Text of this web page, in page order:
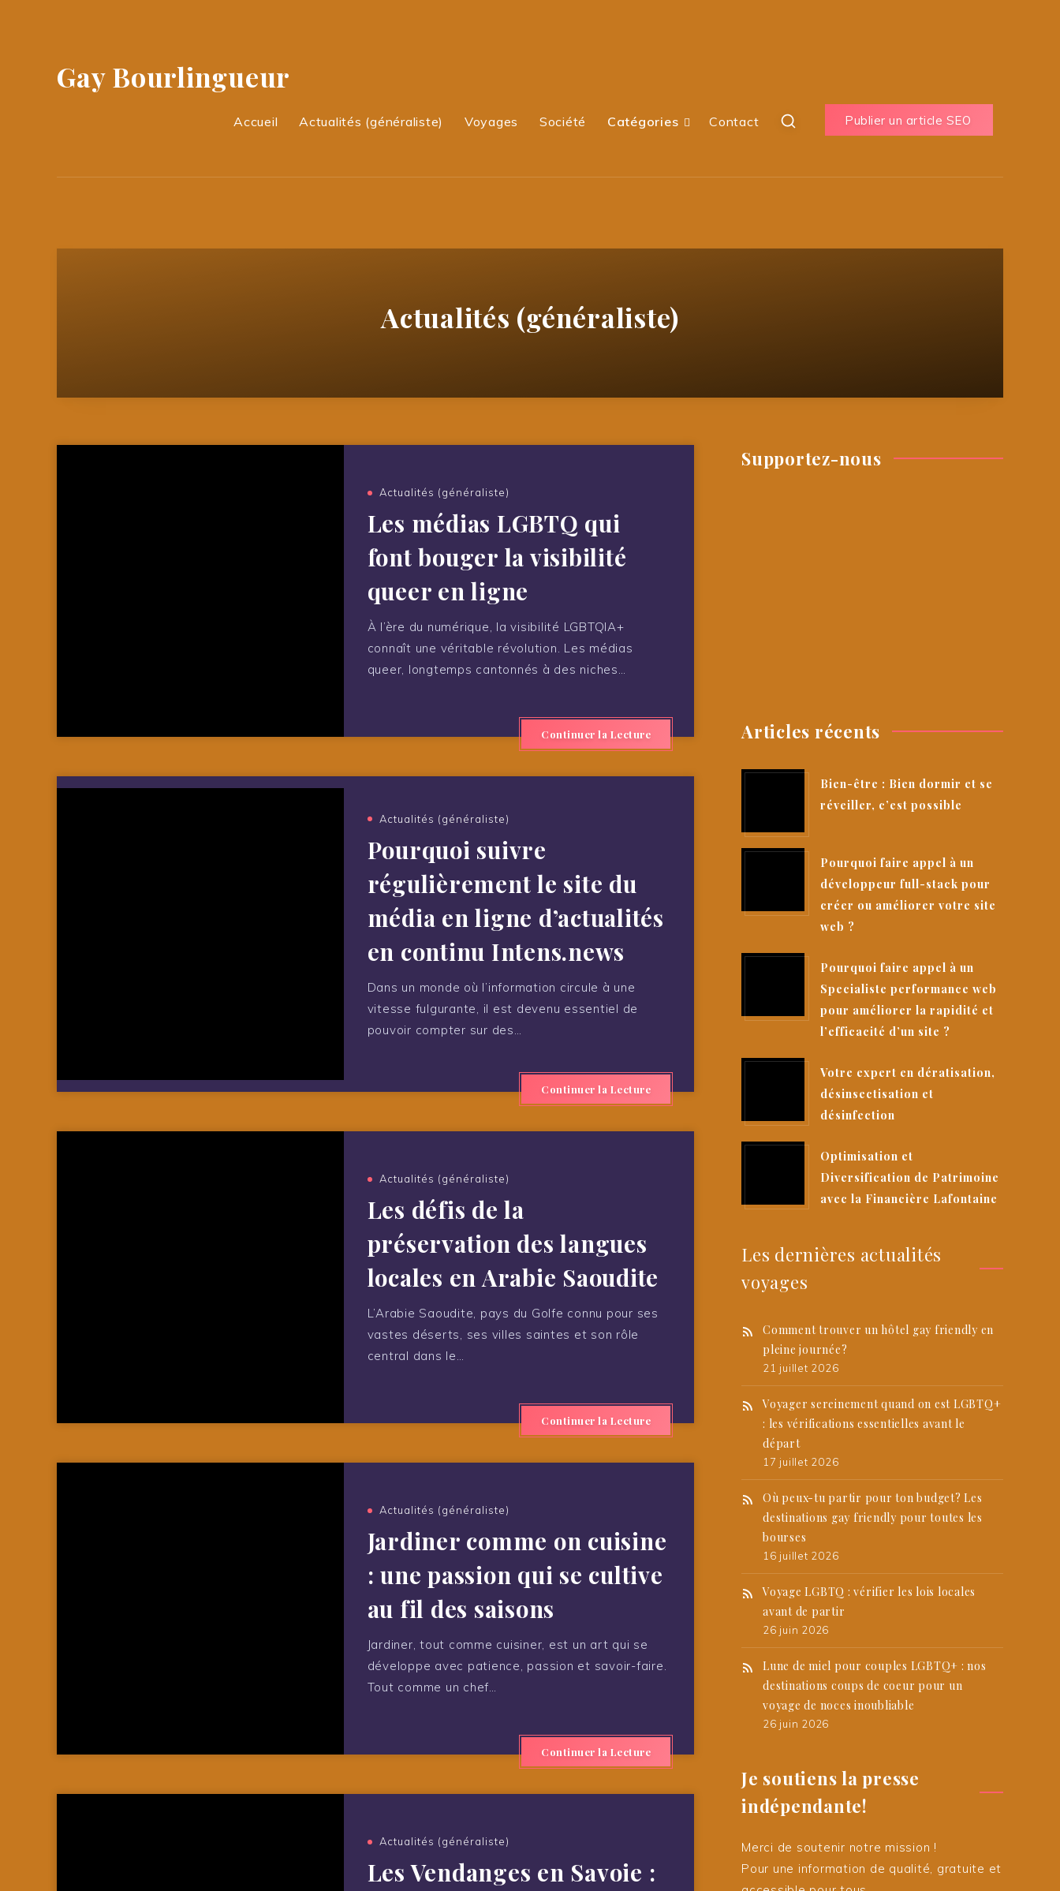
Gay Bourlingueur
Accueil Actualités (généraliste) Voyages Société Catégories Contact Publier un article SEO
Actualités (généraliste)
Actualités (généraliste)
Les médias LGBTQ qui
font bouger la visibilité
queer en ligne
À l’ère du numérique, la visibilité LGBTQIA+
connaît une véritable révolution. Les médias
queer, longtemps cantonnés à des niches…
Continuer la Lecture
Actualités (généraliste)
Pourquoi suivre
régulièrement le site du
média en ligne d’actualités
en continu Intens.news
Dans un monde où l’information circule à une
vitesse fulgurante, il est devenu essentiel de
pouvoir compter sur des…
Continuer la Lecture
Actualités (généraliste)
Les défis de la
préservation des langues
locales en Arabie Saoudite
L’Arabie Saoudite, pays du Golfe connu pour ses
vastes déserts, ses villes saintes et son rôle
central dans le…
Continuer la Lecture
Actualités (généraliste)
Jardiner comme on cuisine
: une passion qui se cultive
au fil des saisons
Jardiner, tout comme cuisiner, est un art qui se
développe avec patience, passion et savoir-faire.
Tout comme un chef…
Continuer la Lecture
Actualités (généraliste)
Les Vendanges en Savoie :
Supportez-nous
Articles récents
Bien-être : Bien dormir et se
réveiller, c’est possible
Pourquoi faire appel à un
développeur full-stack pour
créer ou améliorer votre site
web ?
Pourquoi faire appel à un
Specialiste performance web
pour améliorer la rapidité et
l’efficacité d’un site ?
Votre expert en dératisation,
désinsectisation et
désinfection
Optimisation et
Diversification de Patrimoine
avec la Financière Lafontaine
Les dernières actualités
voyages
Comment trouver un hôtel gay friendly en
pleine journée?
21 juillet 2026
Voyager sereinement quand on est LGBTQ+
: les vérifications essentielles avant le
départ
17 juillet 2026
Où peux-tu partir pour ton budget? Les
destinations gay friendly pour toutes les
bourses
16 juillet 2026
Voyage LGBTQ : vérifier les lois locales
avant de partir
26 juin 2026
Lune de miel pour couples LGBTQ+ : nos
destinations coups de coeur pour un
voyage de noces inoubliable
26 juin 2026
Je soutiens la presse
indépendante!
Merci de soutenir notre mission !
Pour une information de qualité, gratuite et